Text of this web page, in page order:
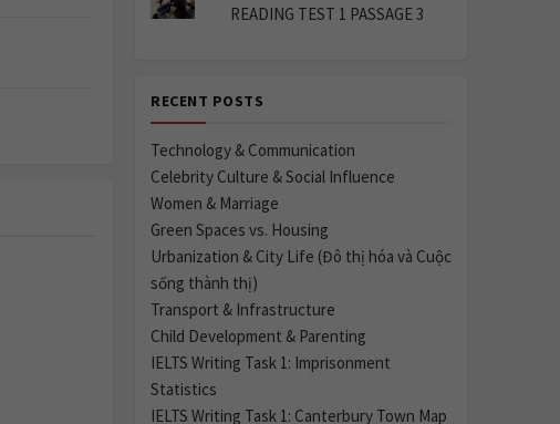
READING TEST 1 PASSAGE 3
RECENT POSTS
Technology & Communication
Celebrity Culture & Social Influence
Women & Marriage
Green Spaces vs. Housing
Urbanization & City Life (Đô thị hóa và Cuộc
sống thành thị)
Transport & Infrastructure
Child Development & Parenting
IELTS Writing Task 1: Imprisonment
Statistics
IELTS Writing Task 1: Canterbury Town Map